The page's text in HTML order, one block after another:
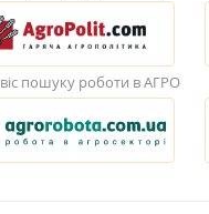
пошуку роботи в АГРО